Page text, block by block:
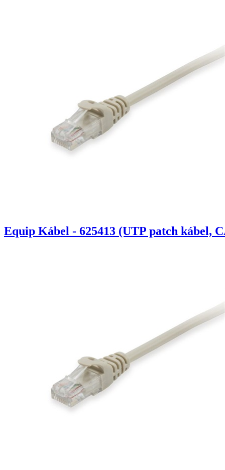
Equip Kábel - 625413 (UTP patch kábel,